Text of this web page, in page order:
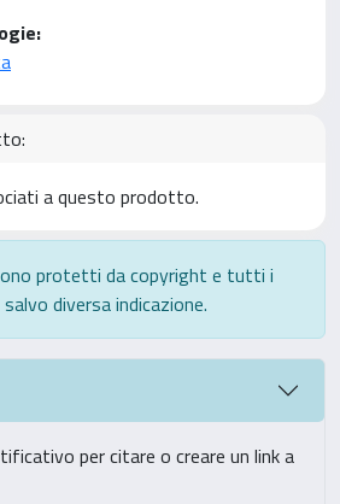
a questo prodotto.
protetti da copyright e tutti i
diversa indicazione.
per citare o creare un link a